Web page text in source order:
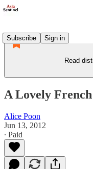
Subscribe
Sign in
Read
A Lovely French
Alice Poon
Jun 13, 2012
∙ Paid